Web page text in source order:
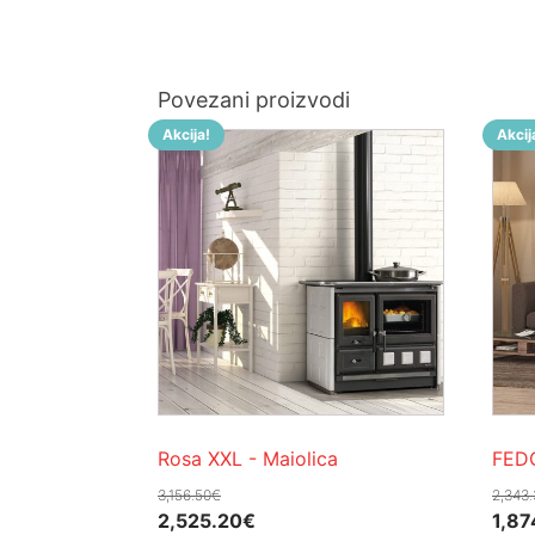
Povezani proizvodi
Akcija!
Rosa XXL - Maiolica
3,156.50€
Izvorna
2,525.20€